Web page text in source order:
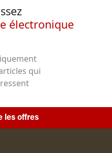
électronique
qui
les offres